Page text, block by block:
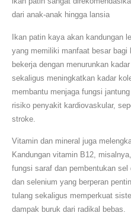
dari anak-anak hingga lansia
Ikan patin kaya akan kandungan
yang memiliki manfaat besar bagi
bekerja dengan menurunkan
sekaligus meningkatkan kadar
membantu menjaga fungsi
risiko penyakit kardiovaskular,
stroke.
Vitamin dan mineral juga
Kandungan vitamin B12,
fungsi saraf dan pembentukan
dan selenium yang berperan
tulang sekaligus memperkuat
dampak buruk dari radikal bebas.